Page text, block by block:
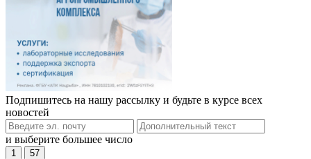
Подпишитесь на нашу рассылку и будьте в курсе всех
новостей
и выберите большее число
1 57